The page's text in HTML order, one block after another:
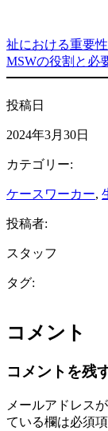
祉における重要性
MSWの役割と必
投稿日
2024年3月30日
カテゴリー:
ケースワーカー,
投稿者:
スタッフ
タグ:
コメント
コメントを残
メールアドレス
ている欄は必須